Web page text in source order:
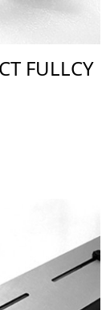
FULLCY